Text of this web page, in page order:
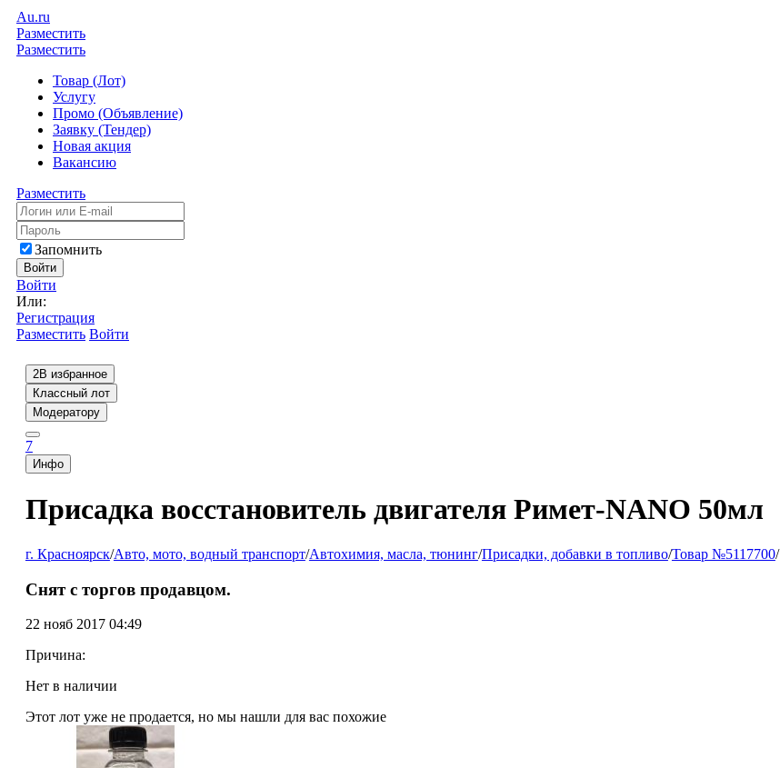
Au.ru
Разместить
Разместить
Товар (Лот)
Услугу
Промо (Объявление)
Заявку (Тендер)
Новая акция
Вакансию
Разместить
Запомнить
Войти
Войти
Или:
Регистрация
Разместить Войти
2В избранное
Классный лот
Модератору
7
Инфо
Присадка восстановитель двигателя Римет-NANO 50мл
г. Красноярск/Авто, мото, водный транспорт/Автохимия, масла, тюнинг/Присадки, добавки в топливо/Товар №5117700/
Снят с торгов продавцом.
22 нояб 2017 04:49
Причина:
Нет в наличии
Этот лот уже не продается, но мы нашли для вас похожие